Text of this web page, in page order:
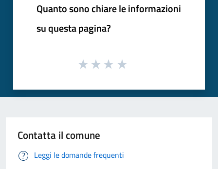
Quanto sono chiare le informazioni
su questa pagina?
Contatta il comune
Leggi le domande frequenti